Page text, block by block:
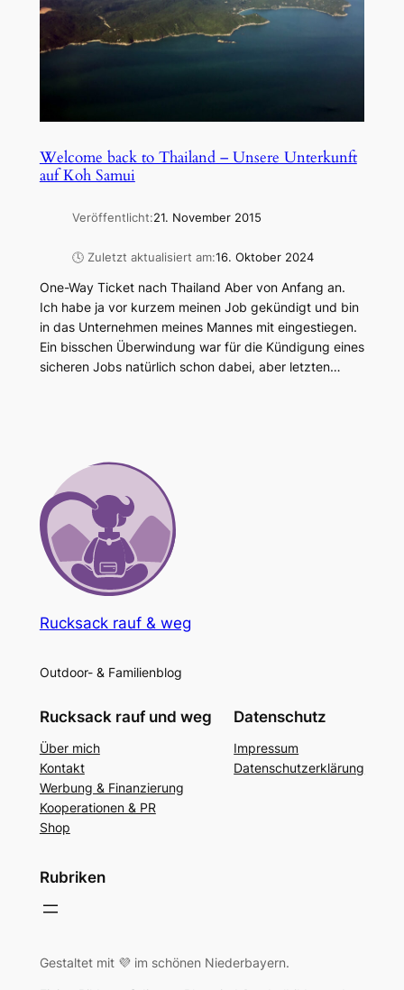
Welcome back to Thailand – Unsere Unterkunft
auf Koh Samui
Veröffentlicht:21. November 2015
🕓 Zuletzt aktualisiert am:16. Oktober 2024
One-Way Ticket nach Thailand Aber von Anfang an.
Ich habe ja vor kurzem meinen Job gekündigt und bin
in das Unternehmen meines Mannes mit eingestiegen.
Ein bisschen Überwindung war für die Kündigung eines
sicheren Jobs natürlich schon dabei, aber letzten…
Rucksack rauf & weg
Outdoor- & Familienblog
Rucksack rauf und weg
Über mich
Kontakt
Werbung & Finanzierung
Kooperationen & PR
Shop
Datenschutz
Impressum
Datenschutzerklärung
Rubriken
Gestaltet mit 💜 im schönen Niederbayern.